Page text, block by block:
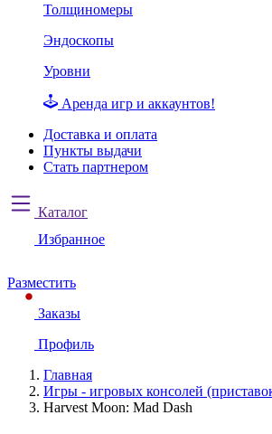
Толщиномеры
Эндоскопы
Уровни
Аренда игр и аккаунтов!
Доставка и оплата
Пункты выдачи
Стать партнером
Каталог
Избранное
Разместить
Заказы
Профиль
Главная
Игры - игровых консолей
Harvest Moon: Mad Dash